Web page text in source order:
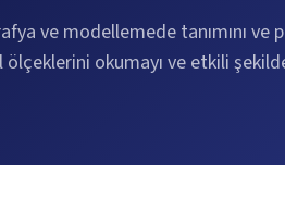
ve modellemede tanımını ve
okumayı ve etkili